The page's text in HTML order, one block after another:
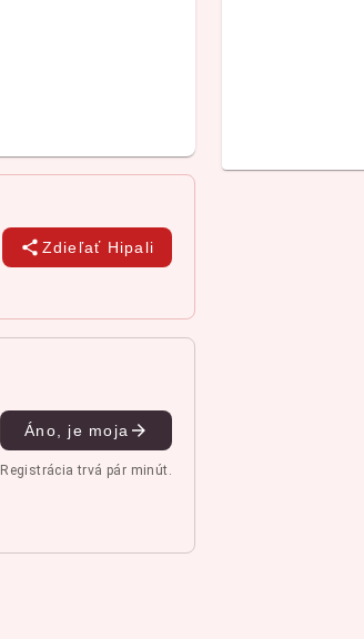
Zdieľať Hipali
Áno, je moja
Registrácia trvá pár minút.